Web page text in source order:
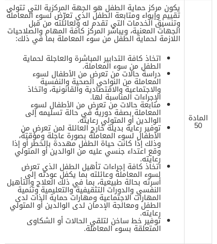
المادة
50
يكون مركز حماية الطفل هو الجهة المركزية التي تتولى
تقييم وإيواء ومتابعة الطفل الذي تعرّض لسوء المعاملة
وتنسيق الخدمات التي تقدم له ولعائلته من قبل
الجهات المعنية، ويباشر المركز كافة المهام والصلاحيات
اللازمة لحماية الطفل من سوء المعاملة بما في ذلك:
اتخاذ كافة التدابير المباشرة والعاجلة لحماية
الطفل من سوء المعاملة.
دراسة حالات من تعرض من الأطفال لسوء
المعاملة من النواحي الصحية والنفسية
والاجتماعية والاقتصادية والقانونية، واتخاذ
الإجراءات المناسبة لها.
متابعة حالات من تعرض من الأطفال لسوء
المعاملة بصفة دورية في حالة تسليمه إلى
الوالدين أو المتولي رعايته.
توفير رعاية بديلة خارج العائلة لمن تعرض من
الأطفال لسوء المعاملة بصورة عاجلة ومؤقتة،
وذلك إذا كانت حياة الطفل مهددة بالخطر أو إذا
وقع اعتداء جنسي عليه من الوالدين أو المتولي
رعايته.
اتخاذ كافة إجراءات تأهيل الطفل الذي تعرض
لسوء المعاملة وعائلته بما يكفل عودته إلى
أسرته بحالة طبيعية، بما في ذلك العلاج والتأهيل
النفسي والدورات التثقيفية والتعليمية وتنمية
المهارات الاجتماعية ومهارات حماية الذات لدى
الطفل ومعالجة الإدمان لدى الوالدين أو المتولي
رعايته.
توفير خط ساخن لتلقي الحالات أو الشكاوى
المتعلقة بسوء المعاملة.